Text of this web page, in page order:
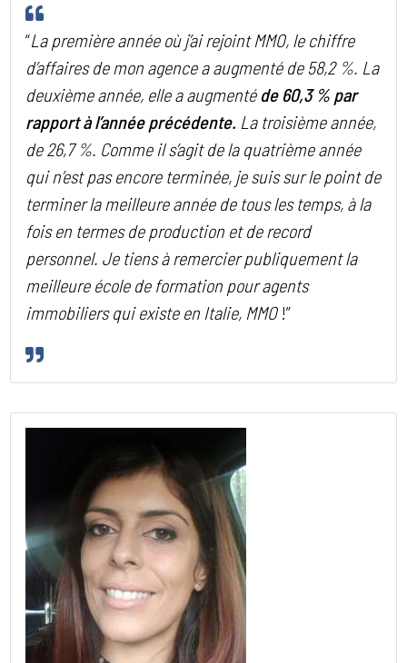
“La première année où j’ai rejoint MMO, le chiffre
d’affaires de mon agence a augmenté de 58,2 %. La
deuxième année, elle a augmentéde 60,3 % par
rapport à l’année précédente. La troisième année,
de 26,7 %. Comme il s’agit de la quatrième année
qui n’est pas encore terminée, je suis sur le point de
terminer la meilleure année de tous les temps, à la
fois en termes de production et de record
personnel. Je tiens à remercier publiquement la
meilleure école de formation pour agents
immobiliers qui existe en Italie, MMO !”